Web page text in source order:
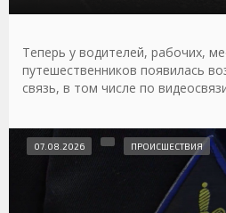
Теперь у водителей, рабочих,
путешественников появилась
связь, в том числе по
07.08.2026 ПРОИСШЕСТВИЯ